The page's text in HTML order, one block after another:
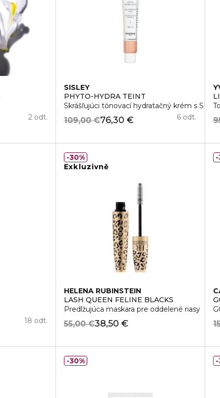
2 odt.
SISLEY
PHYTO-HYDRA TEINT
Skrášľujúci tónovací hydratačný krém s SPF15
76,30 €
109,00 € 6 odt.
18 odt.
Exkluzivně
HELENA RUBINSTEIN
LASH QUEEN FELINE BLACKS
Predlžujúca maskara pre oddelené riasy
38,50 €
55,00 €
30%
30%